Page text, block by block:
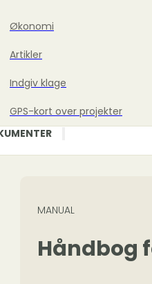
Økonomi
Artikler
Indgiv klage
GPS-kort over projekter
MANUAL
Håndbog